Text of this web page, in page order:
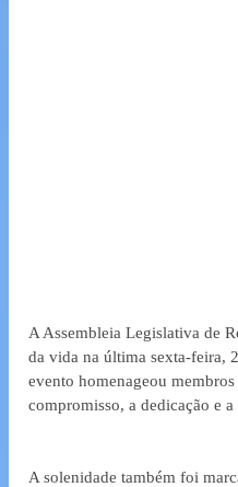
A Assembleia Legislativa de
da vida na última sexta-feira,
evento homenageou
compromisso, a dedicação e
A solenidade também foi